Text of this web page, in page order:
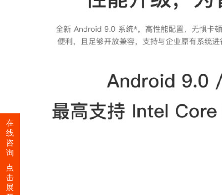
在
线
咨
询
点
击
展